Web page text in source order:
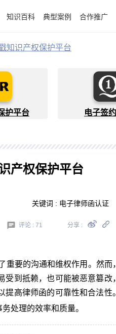
知识百科 典型案例 合作推广
知识产权保护平台
护平台 电子签
产权保护平台
关键词 : 电子律师函认证
评论 : 71 分享 :
重要的沟通和维权作用。然而
受到抵赖，也可能被恶意篡改
提高律师函的可靠性和合法性
处理的效率和质量。